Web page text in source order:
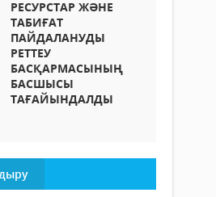
РЕСУРСТАР ЖӘНЕ
ТАБИҒАТ
ПАЙДАЛАНУДЫ
РЕТТЕУ
БАСҚАРМАСЫНЫҢ
БАСШЫСЫ
ТАҒАЙЫНДАЛДЫ